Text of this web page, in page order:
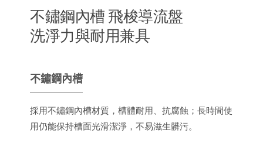
不鏽鋼內槽 飛梭導流盤
洗淨力與耐用兼具
不鏽鋼內槽
採用不鏽鋼內槽材質，槽體耐用、抗腐蝕；長時間使
用仍能保持槽面光滑潔淨，不易滋生髒污。